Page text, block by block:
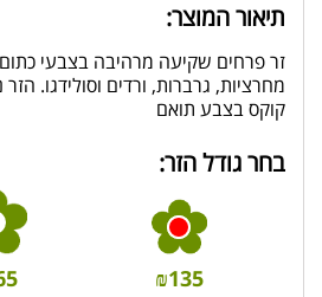
תיאור המוצר:
זר פרחים שקיעה מרהיבה בצבעי
מחרציות, גרברות, ורדים וסולידגו.
קוקס בצבע תואם
בחר גודל הזר:
₪135